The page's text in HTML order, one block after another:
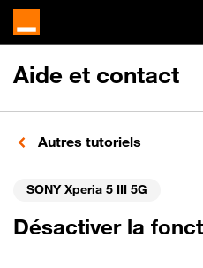
Aide et contact
Autres tutoriels
SONY Xperia 5 III 5G
Désactiver la